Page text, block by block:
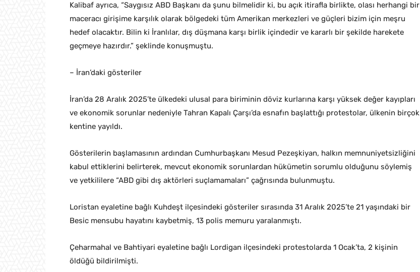
Kalibaf ayrıca, “Saygısız ABD Başkanı da şunu bilmelidir ki, bu açık itirafla birlikte, olası herhangi bir
maceracı girişime karşılık olarak bölgedeki tüm Amerikan merkezleri ve güçleri bizim için meşru
hedef olacaktır. Bilin ki İranlılar, dış düşmana karşı birlik içindedir ve kararlı bir şekilde harekete
geçmeye hazırdır.” şeklinde konuşmuştu.
– İran’daki gösteriler
İran’da 28 Aralık 2025’te ülkedeki ulusal para biriminin döviz kurlarına karşı yüksek değer kayıpları
ve ekonomik sorunlar nedeniyle Tahran Kapalı Çarşı’da esnafın başlattığı protestolar, ülkenin birçok
kentine yayıldı.
Gösterilerin başlamasının ardından Cumhurbaşkanı Mesud Pezeşkiyan, halkın memnuniyetsizliğini
kabul ettiklerini belirterek, mevcut ekonomik sorunlardan hükümetin sorumlu olduğunu söylemiş
ve yetkililere “ABD gibi dış aktörleri suçlamamaları” çağrısında bulunmuştu.
Loristan eyaletine bağlı Kuhdeşt ilçesindeki gösteriler sırasında 31 Aralık 2025’te 21 yaşındaki bir
Besic mensubu hayatını kaybetmiş, 13 polis memuru yaralanmıştı.
Çeharmahal ve Bahtiyari eyaletine bağlı Lordigan ilçesindeki protestolarda 1 Ocak’ta, 2 kişinin
öldüğü bildirilmişti.